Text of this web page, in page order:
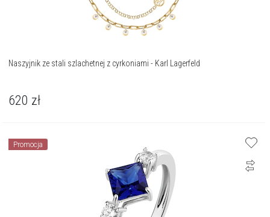
Naszyjnik ze stali szlachetnej z cyrkoniami - Karl Lagerfeld
620 zł
Promocja